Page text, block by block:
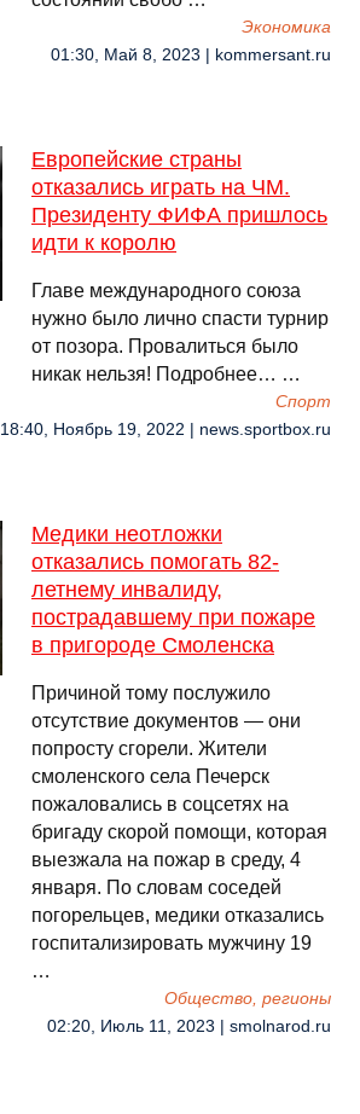
Экономика
01:30, Май 8, 2023 | kommersant.ru
Европейские страны
отказались играть на ЧМ.
Президенту ФИФА пришлось
идти к королю
Главе международного союза
нужно было лично спасти турнир
от позора. Провалиться было
никак нельзя! Подробнее… …
Спорт
18:40, Ноябрь 19, 2022 | news.sportbox.ru
Медики неотложки
отказались помогать 82-
летнему инвалиду,
пострадавшему при пожаре
в пригороде Смоленска
Причиной тому послужило
отсутствие документов — они
попросту сгорели. Жители
смоленского села Печерск
пожаловались в соцсетях на
бригаду скорой помощи, которая
выезжала на пожар в среду, 4
января. По словам соседей
погорельцев, медики отказались
госпитализировать мужчину 19
…
Общество, регионы
02:20, Июль 11, 2023 | smolnarod.ru